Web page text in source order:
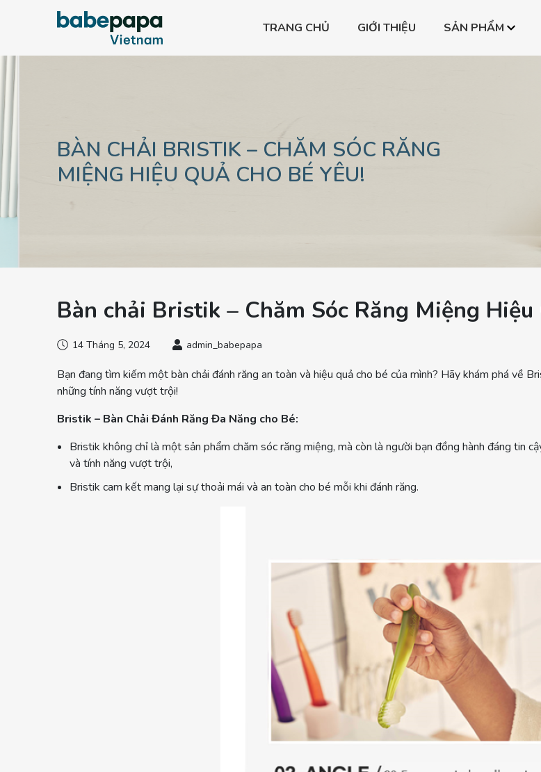
TRANG CHỦ GIỚI THIỆU SẢN PHẨM
Bình PPSU All-in-one Bình PPSU All-in-one Bình PPSU All-in-one
BÀN CHẢI BRISTIK – CHĂM SÓC RĂNG
MIỆNG HIỆU QUẢ CHO BÉ YÊU!
Bàn chải Bristik – Chăm Sóc Răng Miệng Hiệu
14 Tháng 5, 2024 admin_babepapa
Bạn đang tìm kiếm một bàn chải đánh răng an toàn và hiệu quả cho bé của mình? Hãy khám phá về
những tính năng vượt trội!
Bristik – Bàn Chải Đánh Răng Đa Năng cho Bé:
Bristik không chỉ là một sản phẩm chăm sóc răng miệng, mà còn là người bạn đồng hành đáng tin
và tính năng vượt trội,
Bristik cam kết mang lại sự thoải mái và an toàn cho bé mỗi khi đánh răng.